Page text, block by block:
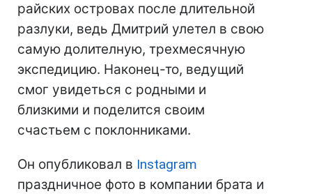
райских островах после длительной
разлуки, ведь Дмитрий улетел в свою
самую долителную, трехмесячную
экспедицию. Наконец-то, ведущий
смог увидеться с родными и
близкими и поделится своим
счастьем с поклонниками.
Он опубликовал в Instagram
праздничное фото в компании брата и